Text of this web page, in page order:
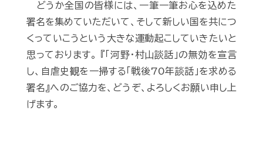
どうか全国の皆様には、一筆一筆お心を込めた
署名を集めていただいて、そして新しい国を共につ
くっていこうという大きな運動起こしていきたいと
思っております。 『「河野・村山談話」の無効を宣言
し、自虐史観を一掃する「戦後70年談話」を求める
署名』へのご協力を、どうぞ、よろしくお願い申し上
げます。